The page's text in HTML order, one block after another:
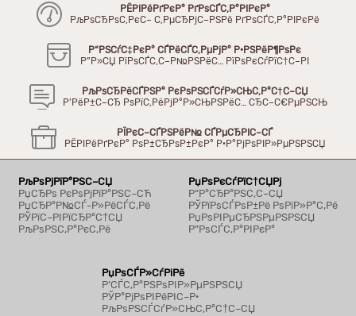
РЁРІРёРґРєР° РґРѕСЃС‚Р°РІРєР°
РљРѕСЂРѕС‚РєС– С‚РµСЂРјС–РЅРё РґРѕСЃС‚Р°РІРєРё
Р“РЅСѓС‡РєР° СЃРёСЃС‚РµРјР° Р·РЅРёР¶РѕРє
Р”Р»СЏ РїРѕСЃС‚С–Р№РЅРёС… РїРѕРєСѓРїС†С–РІ
РљРѕСЂРёСЃРЅР° РєРѕРЅСЃСѓР»СЊС‚Р°С†С–СЏ
Р’РёР±С–СЂ РѕРїС‚РёРјР°Р»СЊРЅРёС… СЂС–С€РµРЅСЊ
РЇРєС–СЃРЅРёР№ СЃРµСЂРІС–СЃ
РЁРІРёРґРєР° РѕР±СЂРѕР±РєР° Р·Р°РјРѕРІР»РµРЅРЅСЏ
РљРѕРјРїР°РЅС–СЏ
РџСЂРѕ РєРѕРјРїР°РЅС–СЋ
РџСЂР°Р№СЃ-Р»РёСЃС‚Рё
РЎРїС–РІРїСЂР°С†СЏ
РљРѕРЅС‚Р°РєС‚Рё
РџРѕРєСѓРїС†СЏРј
Р“Р°СЂР°РЅС‚С–СЏ
РЎРїРѕСЃРѕР±Рё РѕРїР»Р°С‚Рё
РџРѕРІРµСЂРЅРµРЅРЅСЏ
Р”РѕСЃС‚Р°РІРєР°
РџРѕСЃР»СѓРіРё
Р’СЃС‚Р°РЅРѕРІР»РµРЅРЅСЏ
РЎР°РјРѕРІРёРІС–Р·
РљРѕРЅСЃСѓР»СЊС‚Р°С†С–СЏ